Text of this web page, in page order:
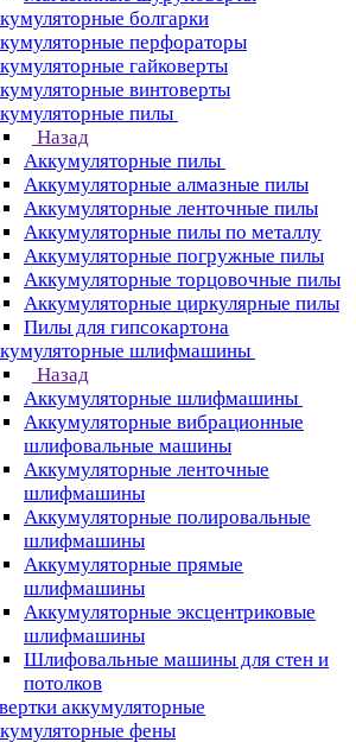
болгарки
перфораторы
гайковерты
винтоверты
пилы
Назад
Аккумуляторные пилы
Аккумуляторные алмазные пилы
Аккумуляторные ленточные пилы
Аккумуляторные пилы по металлу
Аккумуляторные погружные пилы
Аккумуляторные торцовочные пилы
Аккумуляторные циркулярные пилы
Пилы для гипсокартона
шлифмашины
Назад
Аккумуляторные шлифмашины
Аккумуляторные вибрационные
шлифовальные машины
Аккумуляторные ленточные
шлифмашины
Аккумуляторные полировальные
шлифмашины
Аккумуляторные прямые
шлифмашины
Аккумуляторные эксцентриковые
шлифмашины
Шлифовальные машины для стен и
потолков
аккумуляторные
фены